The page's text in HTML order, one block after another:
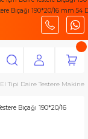
El Tipi Daire Testere